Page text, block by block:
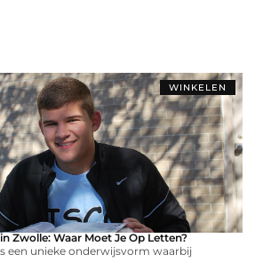
WINKELEN
Zwolle: Waar Moet Je Op Letten?
een unieke onderwijsvorm waarbij